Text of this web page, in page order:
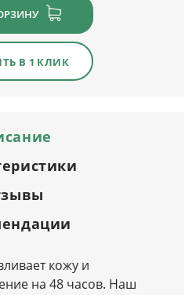
В 1 КЛИК
кожу и
на 48 часов. Наш